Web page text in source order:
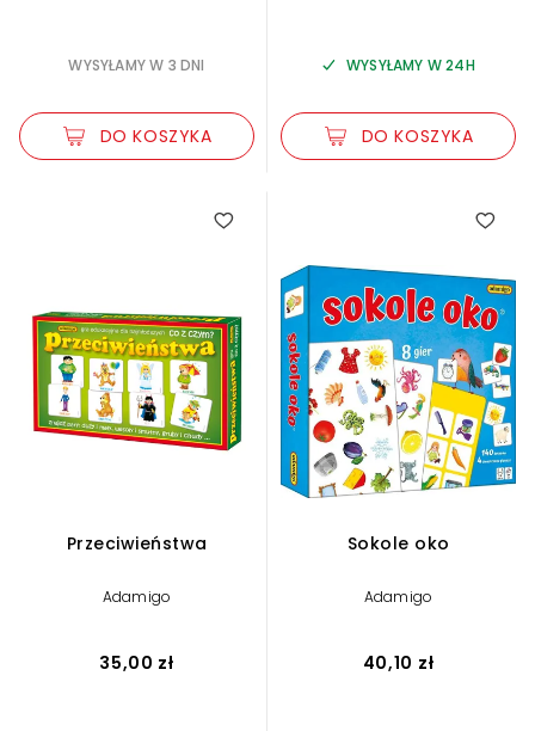
WYSYŁAMY W 3 DNI
DO KOSZYKA
WYSYŁAMY W 24H
DO KOSZYKA
Przeciwieństwa
Adamigo
35,00 zł
Sokole oko
Adamigo
40,10 zł